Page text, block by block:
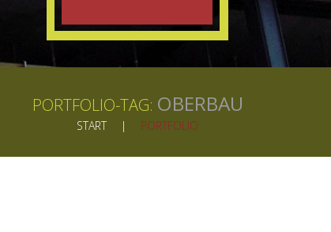
PORTFOLIO-TAG: OBERBAU
START PORTFOLIO